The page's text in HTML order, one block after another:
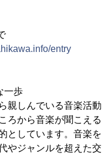
entry
一歩
親しんでいる音楽活動
ろから音楽が聞こえる
としています。音楽を
やジャンルを超えた交